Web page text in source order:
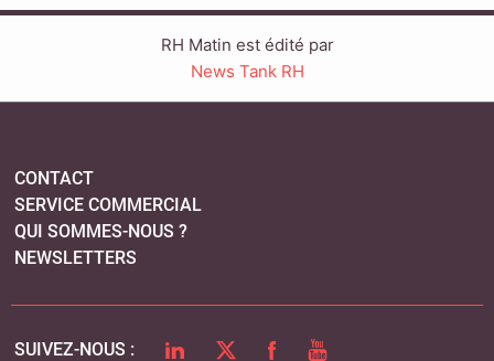
RH Matin est édité par
News Tank RH
CONTACT
SERVICE COMMERCIAL
QUI SOMMES-NOUS ?
NEWSLETTERS
SUIVEZ-NOUS : LINKEDINTWITTERFACEBOOK
YOUTUBE